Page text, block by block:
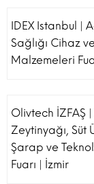
IDEX Istanbul |
Sağlığı Cihaz
Malzemeleri
Olivtech İZFAŞ
Zeytinyağı, Süt
Şarap ve
Fuarı | İzmir